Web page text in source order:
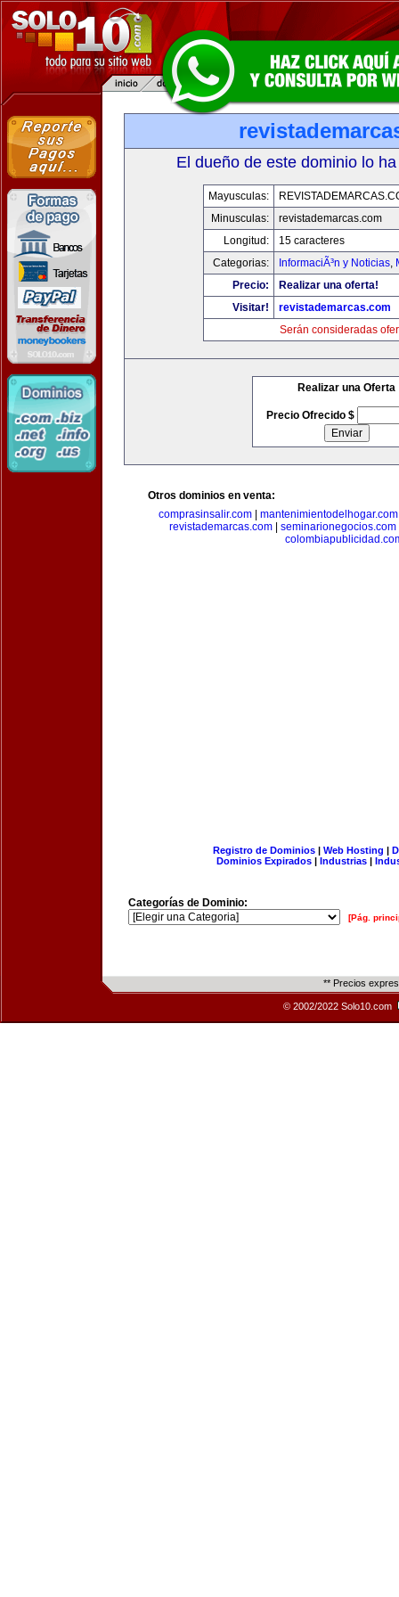
El dueño de este dominio lo
Mayusculas:
Minusculas:
revistademarcas.com
Longitud:
15 caracteres
Categorias:
InformaciÃ³n y Noticias,
Precio:
Realizar una oferta!
Visitar!
revistademarcas.com
Serán consideradas
Realizar una Oferta
Precio Ofrecido $
Otros dominios en venta:
comprasinsalir.com
mantenimientodelhogar.com
revistademarcas.com
seminarionegocios.com
Registro de Dominios| Web Hosting |
Dominios Expirados | Industrias |
Categorías de Dominio:
[Pág.
** Precios
© 2002/2022 Solo10.com